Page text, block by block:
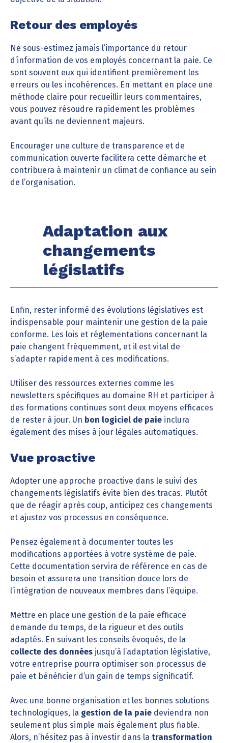
Retour des employés
Ne sous-estimez jamais l’importance du retour
d’information de vos employés concernant la paie. Ce
sont souvent eux qui identifient premièrement les
erreurs ou les incohérences. En mettant en place une
méthode claire pour recueillir leurs commentaires,
vous pouvez résoudre rapidement les problèmes
avant qu’ils ne deviennent majeurs.
Encourager une culture de transparence et de
communication ouverte facilitera cette démarche et
contribuera à maintenir un climat de confiance au sein
de l’organisation.
Adaptation aux
changements
législatifs
Enfin, rester informé des évolutions législatives est
indispensable pour maintenir une gestion de la paie
conforme. Les lois et réglementations concernant la
paie changent fréquemment, et il est vital de
s’adapter rapidement à ces modifications.
Utiliser des ressources externes comme les
newsletters spécifiques au domaine RH et participer à
des formations continues sont deux moyens efficaces
de rester à jour. Un bon logiciel de paie inclura
également des mises à jour légales automatiques.
Vue proactive
Adopter une approche proactive dans le suivi des
changements législatifs évite bien des tracas. Plutôt
que de réagir après coup, anticipez ces changements
et ajustez vos processus en conséquence.
Pensez également à documenter toutes les
modifications apportées à votre système de paie.
Cette documentation servira de référence en cas de
besoin et assurera une transition douce lors de
l’intégration de nouveaux membres dans l’équipe.
Mettre en place une gestion de la paie efficace
demande du temps, de la rigueur et des outils
adaptés. En suivant les conseils évoqués, de la
collecte des données jusqu’à l’adaptation législative,
votre entreprise pourra optimiser son processus de
paie et bénéficier d’un gain de temps significatif.
Avec une bonne organisation et les bonnes solutions
technologiques, la gestion de la paie deviendra non
seulement plus simple mais également plus fiable.
Alors, n’hésitez pas à investir dans la transformation